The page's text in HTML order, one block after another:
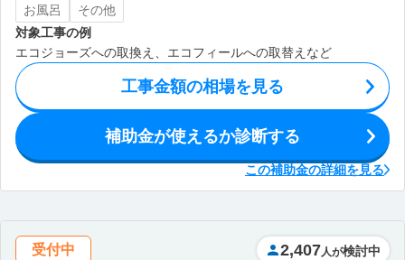
お風呂
その他
対象工事の例
エコジョーズへの取換え、エコフィールへの取替えなど
工事金額の相場を見る
補助金が使えるか診断する
この補助金の詳細を見る
受付中 2,407 人が検討中